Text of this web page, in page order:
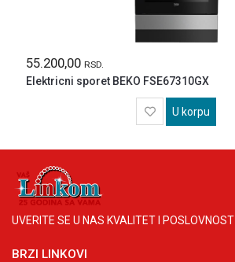
55.200,00 RSD.
Elektricni sporet BEKO FSE67310GX
U korpu
UVERITE SE U NAS KVALITET I POSLOVNOST
BRZI LINKOVI